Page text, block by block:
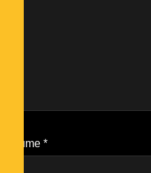
Nume *